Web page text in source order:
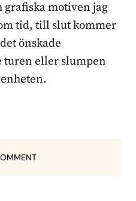
grafiska motiven jag
tid, till slut kommer
önskade
turen eller slumpen